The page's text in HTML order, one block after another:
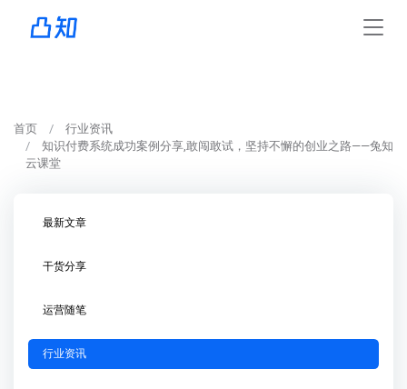
首页
行业资讯
知识付费系统成功案例分享,敢闯敢试，坚持不懈的创业之路——兔知
云课堂
最新文章
干货分享
运营随笔
行业资讯